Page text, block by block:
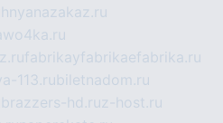
fabrikayfabrikaefabrika.ru
113.rubiletnadom.ru
brazzers-hd.ruz-host.ru